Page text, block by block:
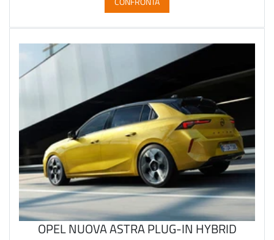
OPEL NUOVA ASTRA PLUG-IN HYBRID